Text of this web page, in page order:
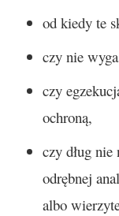
od kiedy te
czy nie
czy
ochroną,
czy dług
odrębnej
albo